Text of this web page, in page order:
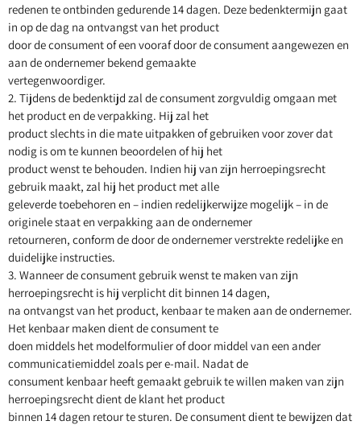
redenen te ontbinden gedurende 14 dagen. Deze bedenktermijn gaat
in op de dag na ontvangst van het product
door de consument of een vooraf door de consument aangewezen en
aan de ondernemer bekend gemaakte
vertegenwoordiger.
2. Tijdens de bedenktijd zal de consument zorgvuldig omgaan met
het product en de verpakking. Hij zal het
product slechts in die mate uitpakken of gebruiken voor zover dat
nodig is om te kunnen beoordelen of hij het
product wenst te behouden. Indien hij van zijn herroepingsrecht
gebruik maakt, zal hij het product met alle
geleverde toebehoren en – indien redelijkerwijze mogelijk – in de
originele staat en verpakking aan de ondernemer
retourneren, conform de door de ondernemer verstrekte redelijke en
duidelijke instructies.
3. Wanneer de consument gebruik wenst te maken van zijn
herroepingsrecht is hij verplicht dit binnen 14 dagen,
na ontvangst van het product, kenbaar te maken aan de ondernemer.
Het kenbaar maken dient de consument te
doen middels het modelformulier of door middel van een ander
communicatiemiddel zoals per e-mail. Nadat de
consument kenbaar heeft gemaakt gebruik te willen maken van zijn
herroepingsrecht dient de klant het product
binnen 14 dagen retour te sturen. De consument dient te bewijzen dat